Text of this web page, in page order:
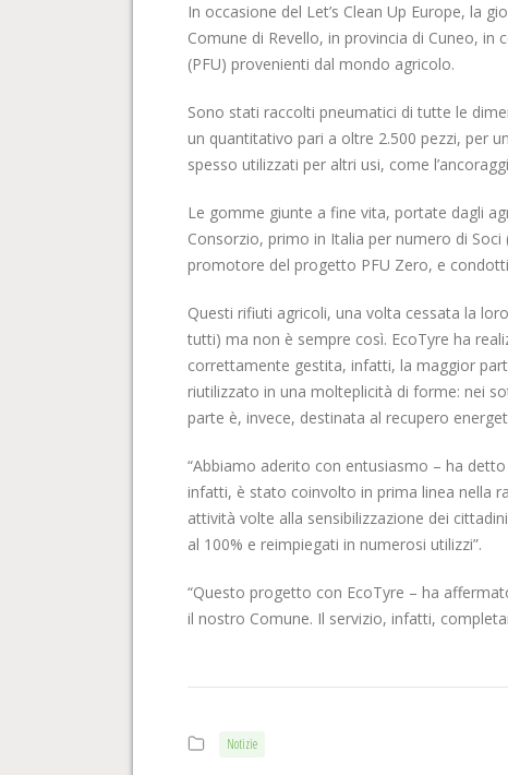
In occasione del Let’s Clean Up Europe, la
Comune di Revello, in provincia di Cuneo,
(PFU) provenienti dal mondo agricolo.
Sono stati raccolti pneumatici di tutte le
un quantitativo pari a oltre 2.500 pezzi, per
spesso utilizzati per altri usi, come
Le gomme giunte a fine vita, portate dagli
Consorzio, primo in Italia per numero di
promotore del progetto PFU Zero, e
Questi rifiuti agricoli, una volta cessata la
tutti) ma non è sempre così. EcoTyre ha
correttamente gestita, infatti, la maggior
riutilizzato in una molteplicità di forme: nei
parte è, invece, destinata al recupero
“Abbiamo aderito con entusiasmo – ha
infatti, è stato coinvolto in prima linea nella
attività volte alla sensibilizzazione dei
al 100% e reimpiegati in numerosi utilizzi”.
“Questo progetto con EcoTyre – ha
il nostro Comune. Il servizio, infatti,
Notizie